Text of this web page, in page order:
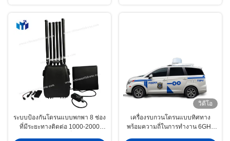
ระบบป้องกันโดรนแบบพกพา 8 ช่อง
ที่มีระยะทางติดต่อ 1000-2000
วิดีโอ
เครื่องรบกวนโดรนแบบทิศทาง
พร้อมความถี่ในการทำงาน 6GHz